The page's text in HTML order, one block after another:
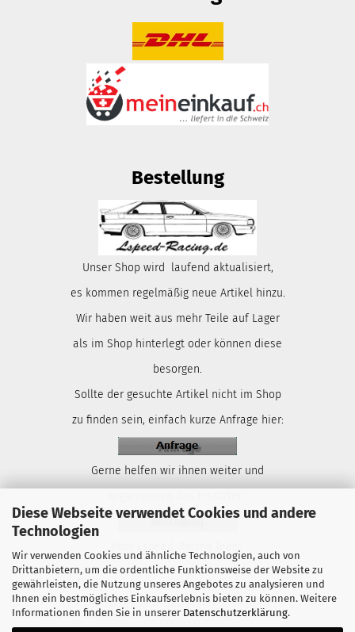
Diese Webseite verwendet Cookies und andere
Technologien
Wir verwenden Cookies und ähnliche Technologien, auch von
Drittanbietern, um die ordentliche Funktionsweise der Website zu
gewährleisten, die Nutzung unseres Angebotes zu analysieren und
Ihnen ein bestmögliches Einkaufserlebnis bieten zu können. Weitere
Informationen finden Sie in unserer Datenschutzerklärung.
Bestellung
Unser Shop wird laufend aktualisiert,
es kommen regelmäßig neue Artikel hinzu.
Wir haben weit aus mehr Teile auf Lager
als im Shop hinterlegt oder können diese
besorgen.
Sollte der gesuchte Artikel nicht im Shop
zu finden sein, einfach kurze Anfrage hier:
Gerne helfen wir ihnen weiter und